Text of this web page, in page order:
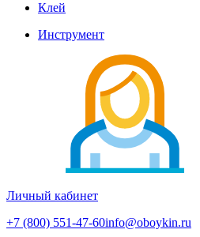
Клей
Инструмент
Личный кабинет
+7 (800) 551-47-60info@oboykin.ru